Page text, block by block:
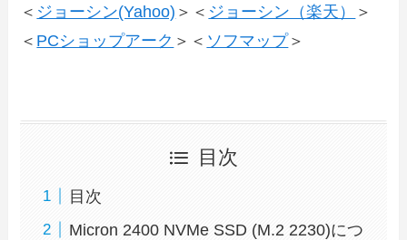
＜ ジョーシン(Yahoo) ＞＜ ジョーシン（楽天）
＞
＜ PCショップアーク ＞＜ ソフマップ＞
目次
目次
Micron 2400 NVMe SSD (M.2 2230)につ